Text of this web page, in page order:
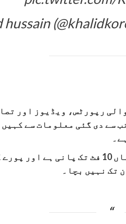
رپورٹس، ویڈیوز اور
سے دی گئی معلومات سے
شمالی سندھ کے سیکڑوں دیہات ایسے ہیں، جہاں 10
تک نہیں بچا۔